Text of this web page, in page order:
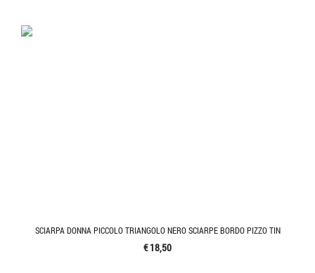
SCIARPA DONNA PICCOLO TRIANGOLO NERO SCIARPE BORDO PIZZO TIN
€ 18,50